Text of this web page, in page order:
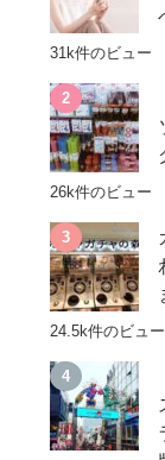
31k件のビュー
26k件のビュー
24.5k件のビュー